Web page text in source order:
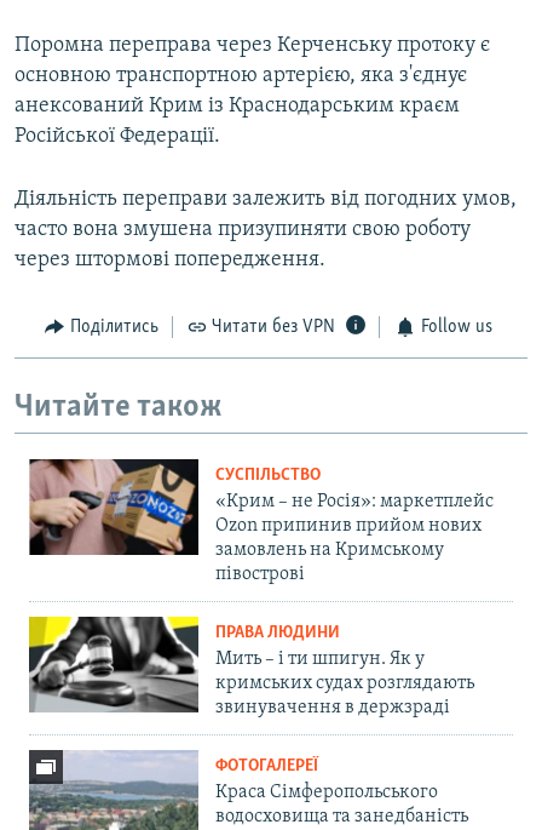
Поромна переправа через Керченську протоку є
основною транспортною артерією, яка з'єднує
анексований Крим із Краснодарським краєм
Російської Федерації.
Діяльність переправи залежить від погодних умов,
часто вона змушена призупиняти свою роботу
через штормові попередження.
Поділитись Читати без VPN Follow us
Читайте також
СУСПІЛЬСТВО
«Крим – не Росія»: маркетплейс
Ozon припинив прийом нових
замовлень на Кримському
півострові
ПРАВА ЛЮДИНИ
Мить – і ти шпигун. Як у
кримських судах розглядають
звинувачення в держзраді
ФОТОГАЛЕРЕЇ
Краса Сімферопольського
водосховища та занедбаність